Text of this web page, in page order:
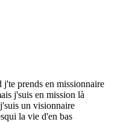
j'te prends en missionnaire
j'suis en mission là
un visionnaire
la vie d'en bas